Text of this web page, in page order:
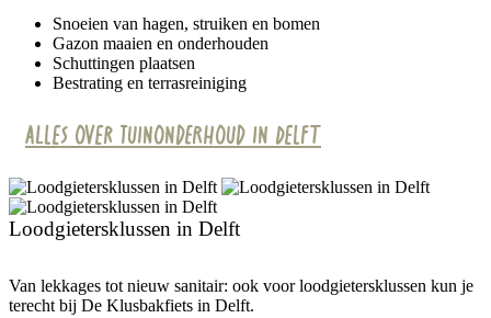
Snoeien van hagen, struiken en bomen
Gazon maaien en onderhouden
Schuttingen plaatsen
Bestrating en terrasreiniging
Alles over tuinonderhoud in Delft
Loodgietersklussen in Delft
Van lekkages tot nieuw sanitair: ook voor loodgietersklussen kun je
terecht bij De Klusbakfiets in Delft.